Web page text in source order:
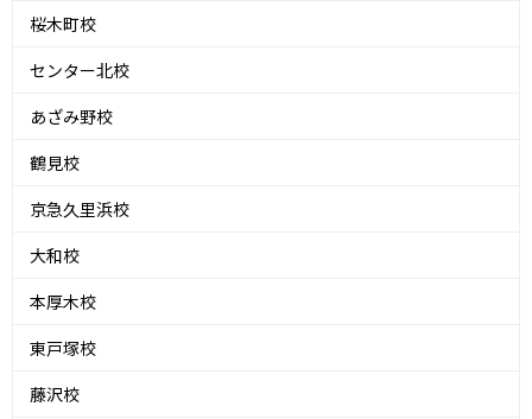
桜木町校
センター北校
あざみ野校
鶴見校
京急久里浜校
大和校
本厚木校
東戸塚校
藤沢校